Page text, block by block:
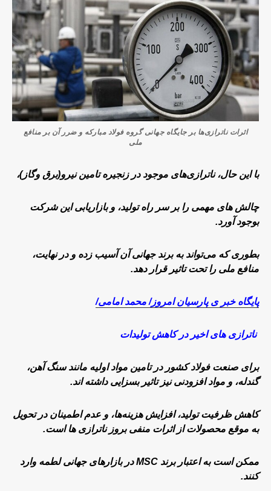
اثرات ناترازی‌ها بر جایگاه جهانی گروه فولاد مبارکه و ضرر آن بر منافع
ملی
با این حال، ناترازی‌های موجود در زنجیره تامین نیرو(برق وگاز)،
چالش های مهمی را بر سر راه تولید، و بازاریابی این شرکت
بوجود آورد.
بطوری که می‌تواند به برند جهانی آن آسیب زده و در نهایت،
منافع ملی را تحت تاثیر قرار دهد.
پایگاه خبر ی پارسیان امروز/ محمد امامی/
ناترازی های اخیر در کاهش تولیدات
برای صنعت فولاد کشور در تامین مواد اولیه مانند سنگ آهن،
گندله، و مواد افزودنی نیز تاثیر بسزایی داشته اند.
کاهش ظرفیت تولید، افزایش هزینه‌ها، و عدم اطمینان در تحویل
به موقع محصولات از اثرات منفی بروز ناترازی ها است.
ممکن است به اعتبار برند MSC در بازارهای جهانی لطمه وارد
کنند.